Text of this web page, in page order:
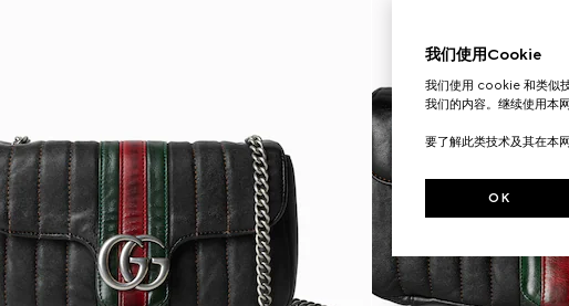
我们使用Cookie
我们使用 cookie 和类似
我们的内容。继续使用本
要了解此类技术及其在本
OK